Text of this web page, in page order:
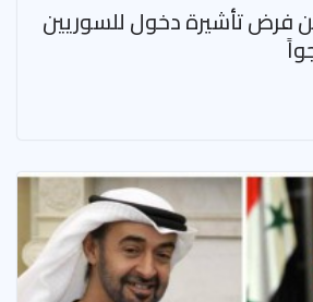
فرض تأشيرة دخول للسوريين